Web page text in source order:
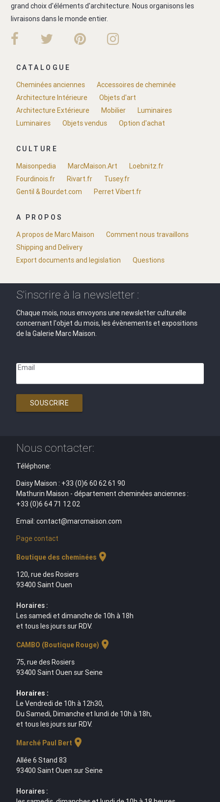
grand choix d'éléments d'architecture. Nous organisons les
livraisons dans le monde entier.
CATALOGUE
Cheminées anciennes
Accessoires de cheminée
Architecture Intérieure
Objets d'art
Architecture Extérieure
Mobilier
Luminaires
Luminaires
Objets vendus Option d'achat
CULTURE
Maisonpedia
MarcMaison.Art
Loebnitz.fr
Fourdinois.fr
Rivart.fr
Tusey.fr
Gentil & Bourdet.com
Perret Vibert.fr
A PROPOS
A propos de Marc Maison
Comment nous travaillons
Shipping and Delivery
Export documents and legislation
Questions
S'inscrire à la newsletter :
Chaque mois, nous envoyons une newsletter culturelle
concernant l'objet du mois, les évènements et expositions
de la Galerie Marc Maison.
Email
SOUSCRIRE
Nous contacter:
Téléphone:
Daisy Maison : +33 (0)6 60 62 61 90
Mathurin Maison - département cheminées anciennes :
+33 (0)6 64 71 12 02
Email: contact@marcmaison.com
Page contact
Boutique des cheminées location_on
120, rue des Rosiers
93400 Saint Ouen
Horaires :
Les samedi et dimanche de 10h à 18h
et tous les jours sur RDV.
CAMBO (Boutique Rouge) location_on
75, rue des Rosiers
93400 Saint Ouen sur Seine
Horaires :
Le Vendredi de 10h à 12h30,
Du Samedi, Dimanche et lundi de 10h à 18h,
et tous les jours sur RDV.
Marché Paul Bert location_on
Allée 6 Stand 83
93400 Saint Ouen sur Seine
Horaires :